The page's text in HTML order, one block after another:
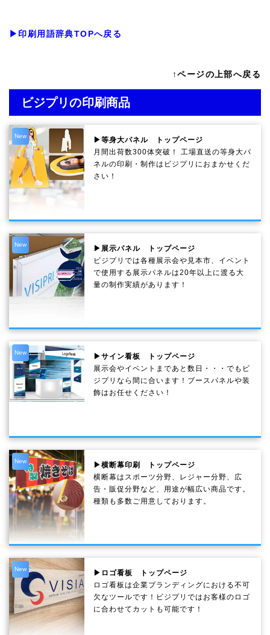
▶印刷用語辞典TOPへ戻る
↑ページの上部へ戻る
ビジプリの印刷商品
New
▶等身大パネル トップページ
月間出荷数300体突破！ 工場直送の等身大パ
ネルの印刷・制作は ビジプリ におまかせくだ
さい！
New
▶展示パネル トップページ
ビジプリでは各種展示会や見本市、イベント
で使用する展示パネルは20年以上に渡る大
量の制作実績があります！
New
▶サイン看板 トップページ
展示会やイベントまであと数日・・・でもビ
ジプリなら間に合います！ブースパネルや装
飾はお任せください！
New
▶横断幕印刷 トップページ
横断幕はスポーツ分野、レジャー分野、広
告・販促分野など、用途が幅広い商品です。
種類も多数ご用意しております。
New
▶ロゴ看板 トップページ
ロゴ看板は企業ブランディングにおける不可
欠なツールです！ビジプリではお客様のロゴ
に合わせてカットも可能です！